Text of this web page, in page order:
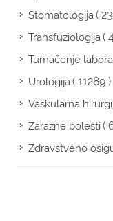
Stomatologija(
Transfuziologija(
Tumačenje
Urologija( 11289 )
Vaskularna
Zarazne bolesti(
Zdravstveno